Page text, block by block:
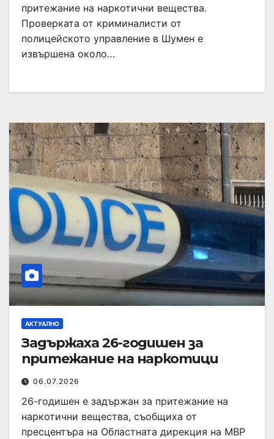
притежание на наркотични вещества.
Проверката от криминалисти от
полицейското управление в Шумен е
извършена около…
АКТУАЛНО
Задържаха 26-годишен за
притежание на наркотици
06.07.2026
26-годишен е задържан за притежание на
наркотични вещества, съобщиха от
пресцентъра на Областната дирекция на МВР